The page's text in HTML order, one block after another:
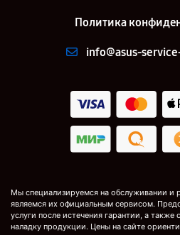
Политика
info@asus-
Мы специализируемся на обслуживании и
являемся их официальным сервисом.
услуги после истечения гарантии, а
наладку продукции. Цены на сайте